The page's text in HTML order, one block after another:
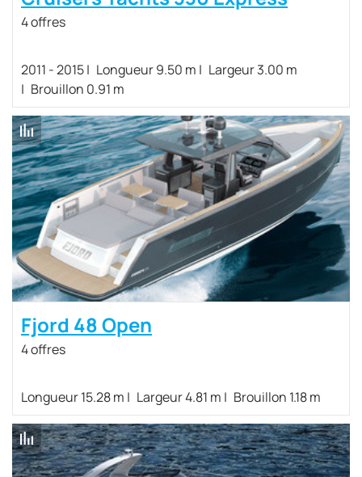
4 offres
2011 - 2015 Longueur 9.50 m
Largeur 3.00 m
Brouillon 0.91 m
Fjord 48 Open
4 offres
Longueur 15.28 m Largeur 4.81 m Brouillon 1.18 m